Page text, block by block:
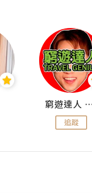
窮遊達人
追蹤